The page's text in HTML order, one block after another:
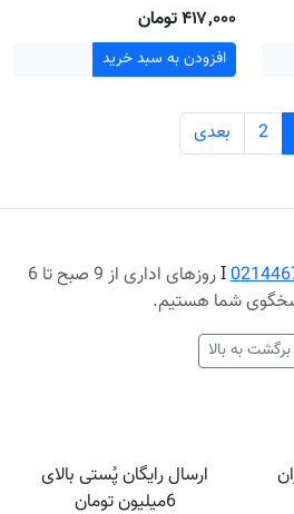
۴۱۷٬۰۰۰ تومان
افزودن به سبد خرید
2 بعدی
Ι
روزهای اداری از 9 صبح تا 6
شما هستیم.
برگشت به بالا
ارسال رایگان پُستی بالای
6میلیون تومان